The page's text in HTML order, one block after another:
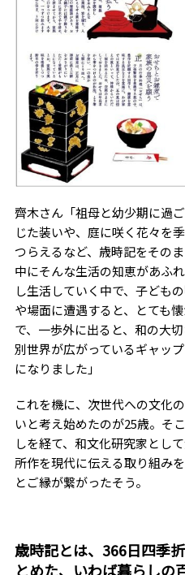
齊木さん「祖母と幼少期に過
じた装いや、庭に咲く花々を
つらえるなど、歳時記をその
中にそんな生活の知恵があふ
し生活していく中で、子ども
や場面に遭遇すると、とても
で、一歩外に出ると、和の大
別世界が広がっているギャッ
になりました」
これを機に、次世代への文化
いと考え始めたのが25歳。そ
しを経て、和文化研究家とし
所作を現代に伝える取り組み
とご縁が繋がったそう。
歳時記とは、366日四季
とめた、いわば暮らしの